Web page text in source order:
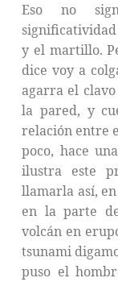
Eso no
y el martillo.
dice voy a
agarra el
la pared, y
relación entre
poco, hace
ilustra este
llamarla así,
en la parte
volcán en
tsunami
puso el